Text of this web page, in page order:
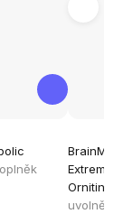
BrainMax
Extreme®,
Ornitin,
uvolnění
produktu
je